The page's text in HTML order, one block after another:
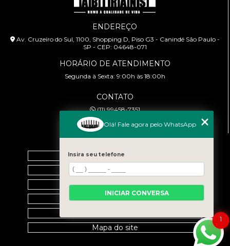
ENDEREÇO
Av. Cruzeiro do Sul, 1100, Shopping D, Piso G3 - Canindé São Paulo -
SP - CEP: 04648-071
HORÁRIO DE ATENDIMENTO
Segunda à Sexta: 9:00h às 18:00h
CONTATO
(11) 99458-7351
cursoabtrans@gmail.com
Home
Empresa
Galeria
Contato
Mapa do site
1
Olá! Fale agora pelo WhatsApp
Insira seu telefone
INICIAR CONVERSA